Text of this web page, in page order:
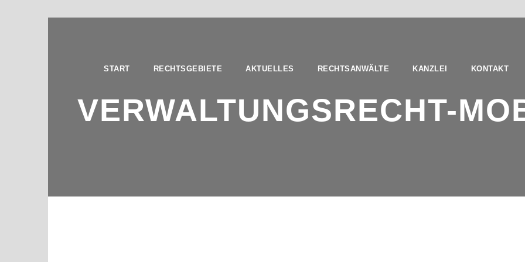
START RECHTSGEBIETE AKTUELLES RECHTSANWÄLTE KANZLEI KONTAKT
VERWALTUNGSRECHT-